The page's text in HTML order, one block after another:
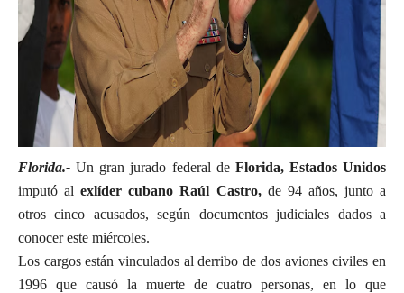
Florida.- Un gran jurado federal deFlorida, Estados Unidos
imputó al exlíder cubano Raúl Castro, de 94 años, junto a
otros cinco acusados, según documentos judiciales dados a
conocer este miércoles.
Los cargos están vinculados al derribo de dos aviones civiles en
1996 que causó la muerte de cuatro personas, en lo que